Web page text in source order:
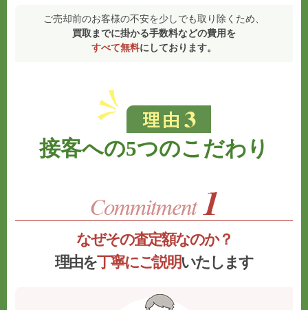
ご売却前のお客様の不安を少しでも取り除くため、
買取までに掛かる手数料などの費用を
すべて無料にしております。
接客への5つのこだわり
なぜその査定額なのか？
理由を丁寧にご説明いたします